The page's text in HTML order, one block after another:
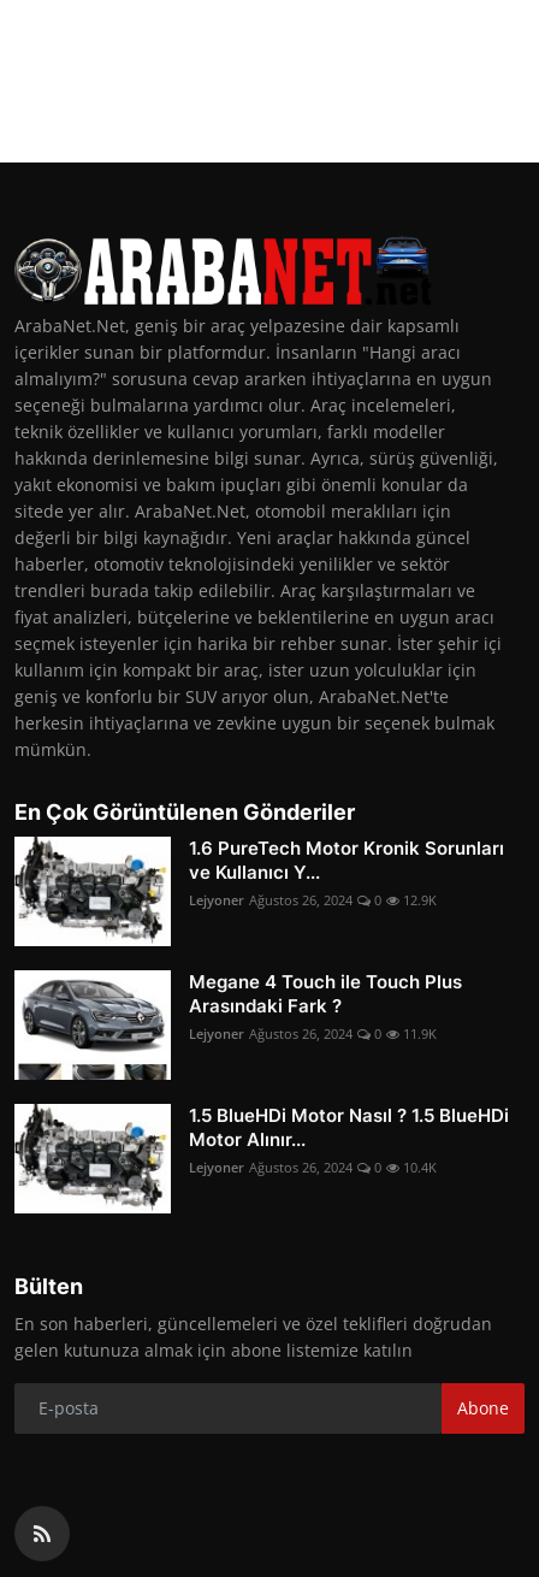
ArabaNet.Net, geniş bir araç yelpazesine dair kapsamlı
içerikler sunan bir platformdur. İnsanların "Hangi aracı
almalıyım?" sorusuna cevap ararken ihtiyaçlarına en uygun
seçeneği bulmalarına yardımcı olur. Araç incelemeleri,
teknik özellikler ve kullanıcı yorumları, farklı modeller
hakkında derinlemesine bilgi sunar. Ayrıca, sürüş güvenliği,
yakıt ekonomisi ve bakım ipuçları gibi önemli konular da
sitede yer alır. ArabaNet.Net, otomobil meraklıları için
değerli bir bilgi kaynağıdır. Yeni araçlar hakkında güncel
haberler, otomotiv teknolojisindeki yenilikler ve sektör
trendleri burada takip edilebilir. Araç karşılaştırmaları ve
fiyat analizleri, bütçelerine ve beklentilerine en uygun aracı
seçmek isteyenler için harika bir rehber sunar. İster şehir içi
kullanım için kompakt bir araç, ister uzun yolculuklar için
geniş ve konforlu bir SUV arıyor olun, ArabaNet.Net'te
herkesin ihtiyaçlarına ve zevkine uygun bir seçenek bulmak
mümkün.
En Çok Görüntülenen Gönderiler
1.6 PureTech Motor Kronik Sorunları
ve Kullanıcı Y...
Lejyoner Ağustos 26, 2024 0 12.9K
Megane 4 Touch ile Touch Plus
Arasındaki Fark ?
Lejyoner Ağustos 26, 2024 0 11.9K
1.5 BlueHDi Motor Nasıl ? 1.5 BlueHDi
Motor Alınır...
Lejyoner Ağustos 26, 2024 0 10.4K
Bülten
En son haberleri, güncellemeleri ve özel teklifleri doğrudan
gelen kutunuza almak için abone listemize katılın
Abone